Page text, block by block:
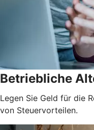
Betriebliche
Legen Sie Geld für die
von Steuervorteilen.